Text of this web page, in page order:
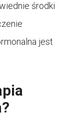
środki
jest